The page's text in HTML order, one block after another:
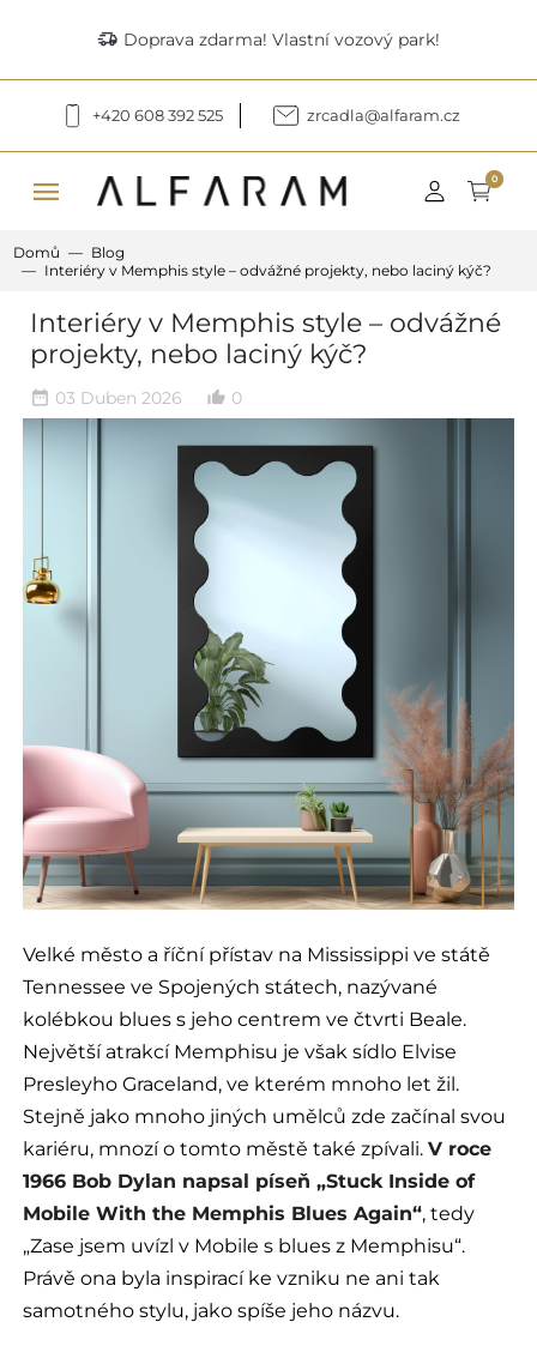
delivery_truck_speed Doprava zdarma! Vlastní vozový park!
+420 608 392 525 zrcadla@alfaram.cz
menu 0
Domů
Blog
Interiéry v Memphis style – odvážné projekty, nebo laciný kýč?
Interiéry v Memphis style – odvážné
projekty, nebo laciný kýč?
date_range 03 Duben 2026 thumb_up_alt 0
Velké město a říční přístav na Mississippi ve státě
Tennessee ve Spojených státech, nazývané
kolébkou blues s jeho centrem ve čtvrti Beale.
Největší atrakcí Memphisu je však sídlo Elvise
Presleyho Graceland, ve kterém mnoho let žil.
Stejně jako mnoho jiných umělců zde začínal svou
kariéru, mnozí o tomto městě také zpívali.V roce
1966 Bob Dylan napsal píseň „Stuck Inside of
Mobile With the Memphis Blues Again“, tedy
„Zase jsem uvízl v Mobile s blues z Memphisu“.
Právě ona byla inspirací ke vzniku ne ani tak
samotného stylu, jako spíše jeho názvu.